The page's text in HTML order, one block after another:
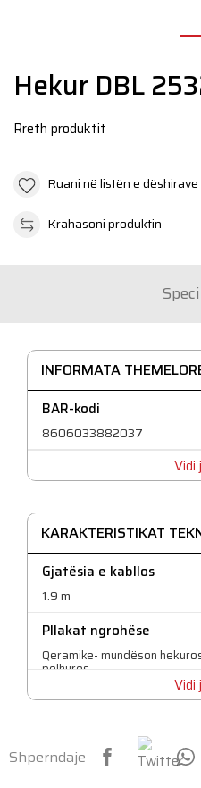
Hekur DBL
Rreth produktit
Ruani në listën e dëshirave
Krahasoni produktin
INFORMATA
BAR-kodi
8606033882037
Vidi
KARAKTERISTIKAT
Gjatësia e kabllos
1.9 m
Pllakat ngrohëse
Qeramike- mundëson
pëlhurës
Sistem kundër
Sistem kundër rrjedhjes
Vidi
Shperndaje